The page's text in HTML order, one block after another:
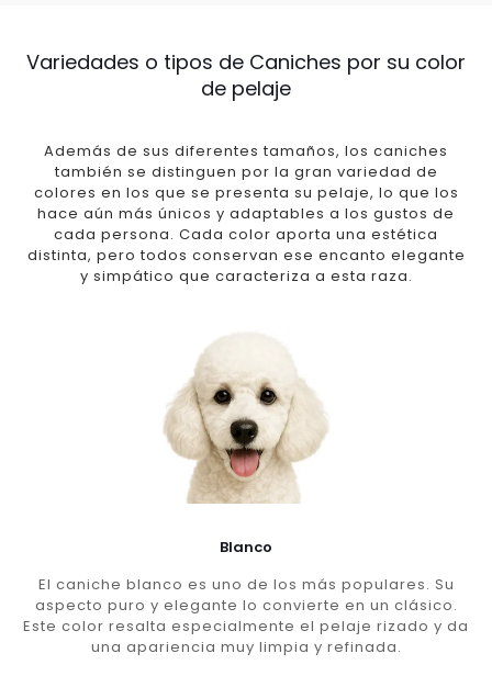
Variedades o tipos de Caniches por su color
de pelaje
Además de sus diferentes tamaños, los caniches
también se distinguen por la gran variedad de
colores en los que se presenta su pelaje, lo que los
hace aún más únicos y adaptables a los gustos de
cada persona. Cada color aporta una estética
distinta, pero todos conservan ese encanto elegante
y simpático que caracteriza a esta raza.
Blanco
El caniche blanco es uno de los más populares. Su
aspecto puro y elegante lo convierte en un clásico.
Este color resalta especialmente el pelaje rizado y da
una apariencia muy limpia y refinada.